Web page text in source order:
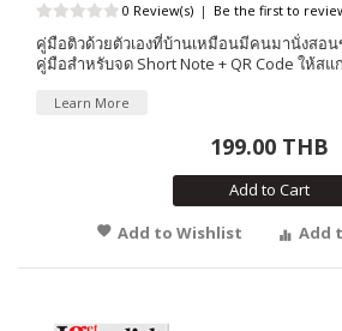
0 Review(s) | Be the first to
คู่มือติวด้วยตัวเองที่บ้านเหมือนมีคนมานั่งสอน
คู่มือสำหรับจด Short Note + QR Code ให้ส
Learn More
199.00 THB
Add to Cart
Add to Wishlist
Add